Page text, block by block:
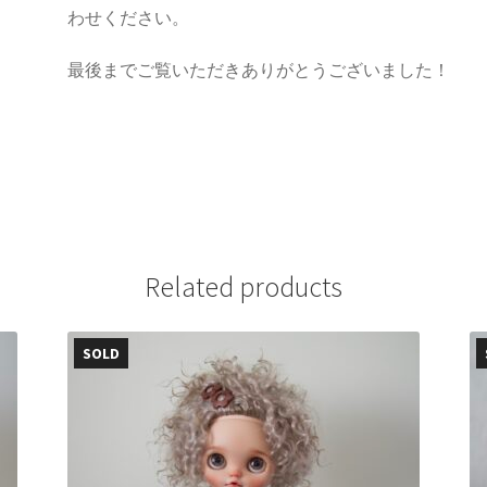
わせください。
最後までご覧いただきありがとうございました！
Related products
SOLD